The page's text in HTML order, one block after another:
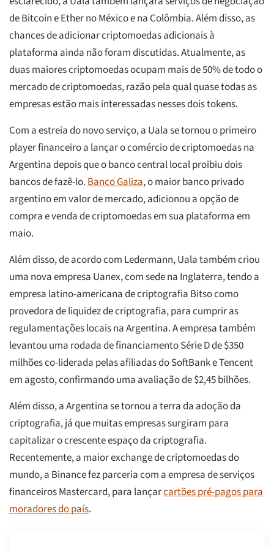
de Bitcoin e Ether no México e na Colômbia. Além disso, as
chances de adicionar criptomoedas adicionais à
plataforma ainda não foram discutidas. Atualmente, as
duas maiores criptomoedas ocupam mais de 50% de todo o
mercado de criptomoedas, razão pela qual quase todas as
empresas estão mais interessadas nesses dois tokens.
Com a estreia do novo serviço, a Uala se tornou o primeiro
player financeiro a lançar o comércio de criptomoedas na
Argentina depois que o banco central local proibiu dois
bancos de fazê-lo.Banco Galiza, o maior banco privado
argentino em valor de mercado, adicionou a opção de
compra e venda de criptomoedas em sua plataforma em
maio.
Além disso, de acordo com Ledermann, Uala também criou
uma nova empresa Uanex, com sede na Inglaterra, tendo a
empresa latino-americana de criptografia Bitso como
provedora de liquidez de criptografia, para cumprir as
regulamentações locais na Argentina. A empresa também
levantou uma rodada de financiamento Série D de $350
milhões co-liderada pelas afiliadas do SoftBank e Tencent
em agosto, confirmando uma avaliação de $2,45 bilhões.
Além disso, a Argentina se tornou a terra da adoção da
criptografia, já que muitas empresas surgiram para
capitalizar o crescente espaço da criptografia.
Recentemente, a maior exchange de criptomoedas do
mundo, a Binance fez parceria com a empresa de serviços
financeiros Mastercard, para lançarcartões pré-pagos para
moradores do país.